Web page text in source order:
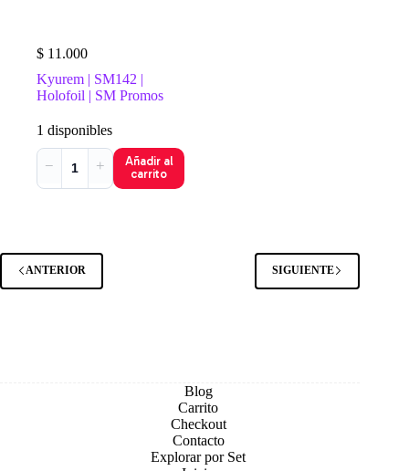
$ 11.000
Kyurem | SM142 |
Holofoil | SM Promos
1 disponibles
− +
Añadir al
carrito
ANTERIOR SIGUIENTE
Blog
Carrito
Checkout
Contacto
Explorar por Set